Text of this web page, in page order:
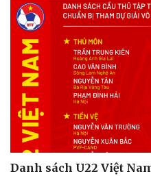
Thể thao
Bóng đá
Lịch thi đấu bóng đá
Thế giới thể thao
eSports
Danh sách U22 Việt